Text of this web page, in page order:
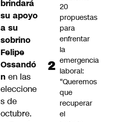
brindará
su apoyo
a su
sobrino
Felipe
Ossandó
n en las
eleccione
s de
octubre.
20
propuestas
para
enfrentar
la
emergencia
laboral:
“Queremos
que
recuperar
el